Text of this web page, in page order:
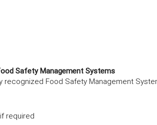
Safety Management Systems
recognized Food Safety Management
required